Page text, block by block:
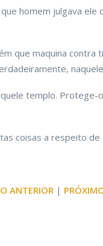
homem julgava ele
que maquina
templo.
coisas a respeito
ANTERIOR |